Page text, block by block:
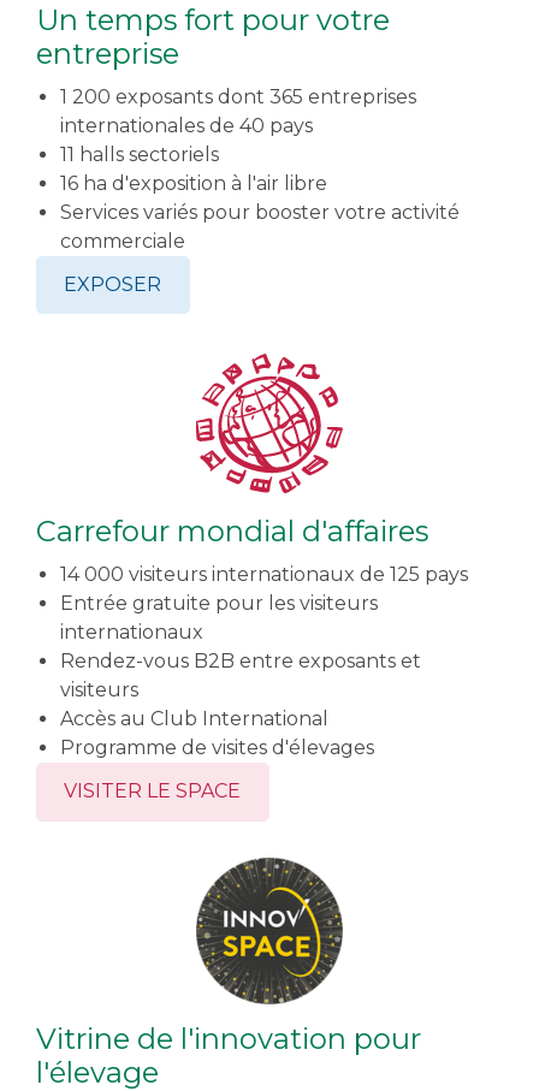
Un temps fort pour votre
entreprise
1 200 exposants dont 365 entreprises
internationales de 40 pays
11 halls sectoriels
16 ha d'exposition à l'air libre
Services variés pour booster votre activité
commerciale
EXPOSER
Carrefour mondial d'affaires
14 000 visiteurs internationaux de 125 pays
Entrée gratuite pour les visiteurs
internationaux
Rendez-vous B2B entre exposants et
visiteurs
Accès au Club International
Programme de visites d'élevages
VISITER LE SPACE
Vitrine de l'innovation pour
l'élevage